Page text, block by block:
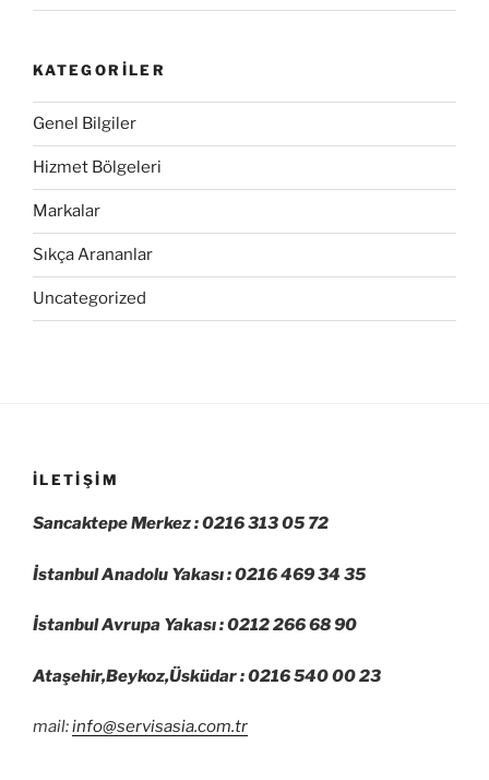
KATEGORILER
Genel Bilgiler
Hizmet Bölgeleri
Markalar
Sıkça Arananlar
Uncategorized
İLETIŞIM
Sancaktepe Merkez : 0216 313 05 72
İstanbul Anadolu Yakası : 0216 469 34 35
İstanbul Avrupa Yakası : 0212 266 68 90
Ataşehir,Beykoz,Üsküdar : 0216 540 00 23
mail:info@servisasia.com.tr